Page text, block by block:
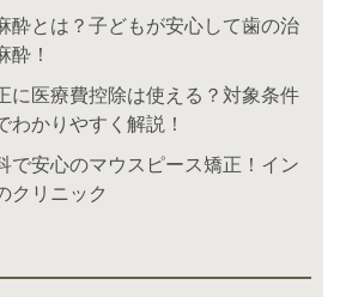
酔とは？子どもが安心して歯の治
酔！
に医療費控除は使える？対象条件
かりやすく解説！
で安心のマウスピース矯正！イン
クリニック